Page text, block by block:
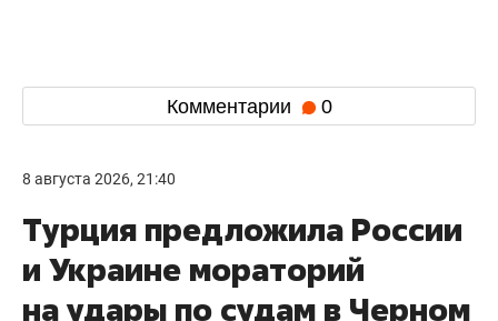
Комментарии 0
8 августа 2026, 21:40
Турция предложила России
и Украине мораторий
на удары по судам в Черном